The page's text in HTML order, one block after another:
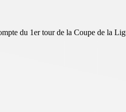
du 1er tour de la Coupe de la